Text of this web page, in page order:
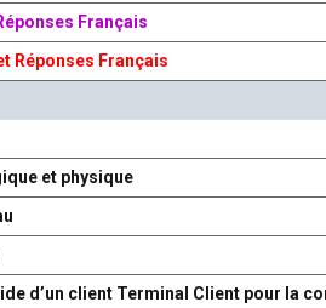
Français
Réponses Français
et physique
d’un client Terminal Client pour la